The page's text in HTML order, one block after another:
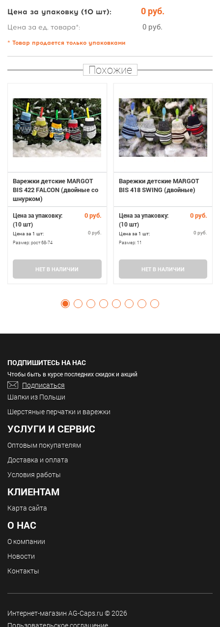
Цена за упаковку (10 шт): 0 руб.
Цена за ед. товара*: 0 руб.
* Товар продается только упаковками
Похожие
Варежки детские MARGOT
BIS 422 FALCON (двойные со
шнурком)
Цена за упаковку: 0 руб.
(10 шт)
Цена за 1 шт: 0 руб.
Размер:рост 68-74
НЕТ В НАЛИЧИИ
Варежки детские MARGOT
BIS 418 SWING (двойные)
Цена за упаковку: 0 руб.
(10 шт)
Цена за 1 шт: 0 руб.
Размер: 11
НЕТ В НАЛИЧИИ
ПОДПИШИТЕСЬ НА НАС
Чтобы быть в курсе последних скидок и акций
Подписаться
Шапки из Польши
Шерстяные перчатки и варежки
УСЛУГИ И СЕРВИС
Оптовым покупателям
Доставка и оплата
Условия работы
КЛИЕНТАМ
Карта сайта
О НАС
О компании
Новости
Контакты
Интернет-магазин AG-Caps.ru © 2026